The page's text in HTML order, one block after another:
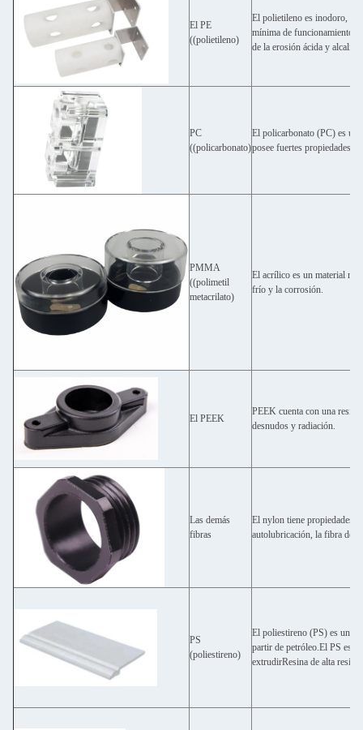
El PE
((polietileno)
El polietileno es inodoro, no
mínima de funcionamiento
de la erosión ácida y
PC
((policarbonato)
El policarbonato (PC) es un
posee fuertes propiedades
PMMA
((polimetil
metacrilato)
El acrílico es un material
frío y la corrosión.
El PEEK
PEEK cuenta con una
desnudos y radiación.
Las demás
fibras
El nylon tiene propiedades
autolubricación, la fibra de
PS
(poliestireno)
El poliestireno (PS) es un
partir de petróleo.El PS es
extrudirResina de alta